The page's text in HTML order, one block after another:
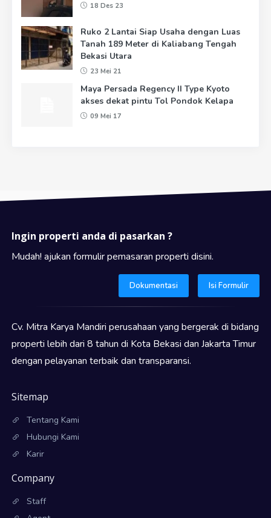
18 Des 23
Ruko 2 Lantai Siap Usaha dengan Luas
Tanah 189 Meter di Kaliabang Tengah
Bekasi Utara
23 Mei 21
Maya Persada Regency II Type Kyoto
akses dekat pintu Tol Pondok Kelapa
09 Mei 17
Ingin properti anda di pasarkan ?
Mudah! ajukan formulir pemasaran properti disini.
Dokumentasi Isi Formulir
Cv. Mitra Karya Mandiri perusahaan yang bergerak di bidang
properti lebih dari 8 tahun di Kota Bekasi dan Jakarta Timur
dengan pelayanan terbaik dan transparansi.
Sitemap
Tentang Kami
Hubungi Kami
Karir
Company
Staff